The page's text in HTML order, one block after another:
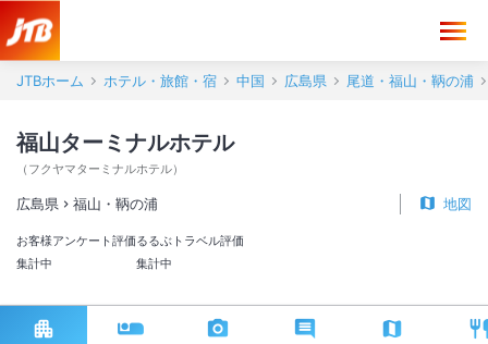
JTBホーム ホテル・旅館・宿 中国 広島県 尾道・福山・鞆の浦
福山ターミナルホテル
（ フクヤマターミナルホテル）
広島県 福山・鞆の浦 地図
お客様アンケート評価
集計中
るるぶトラベル評価
集計中